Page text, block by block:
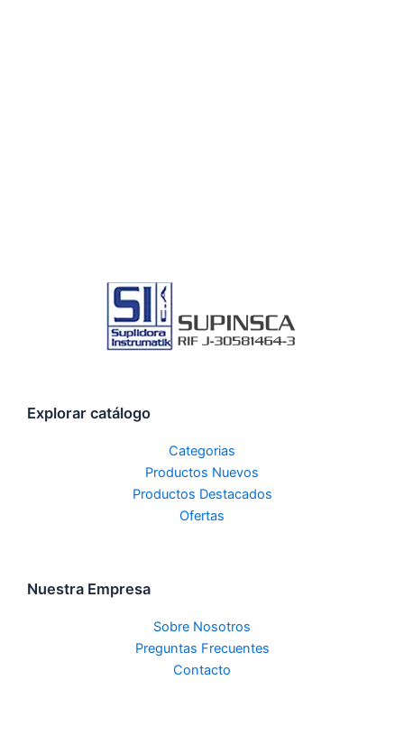
Explorar catálogo
Categorias
Productos Nuevos
Productos Destacados
Ofertas
Nuestra Empresa
Sobre Nosotros
Preguntas Frecuentes
Contacto